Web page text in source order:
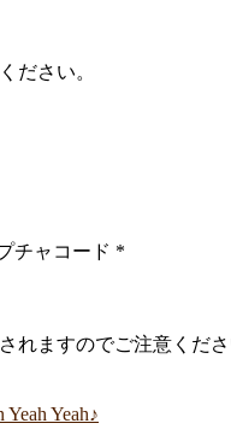
ださい。
チャコード *
れますのでご注意くださ
Yeah♪